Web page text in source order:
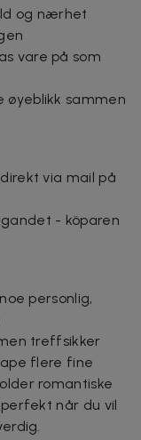
og nærhet
vare på som
øyeblikk sammen
via mail på
- köparen
personlig,
treffsikker
flere fine
romantiske
når du vil